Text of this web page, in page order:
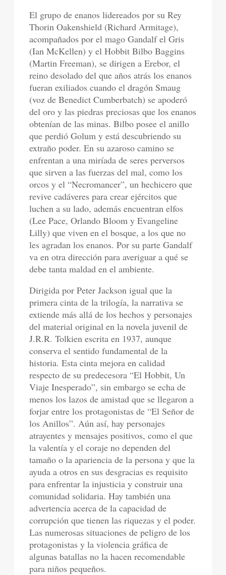
El grupo de enanos lidereados por su Rey
Thorin Oakenshield (Richard Armitage),
acompañados por el mago Gandalf el Gris
(Ian McKellen) y el Hobbit Bilbo Baggins
(Martin Freeman), se dirigen a Erebor, el
reino desolado del que años atrás los enanos
fueran exiliados cuando el dragón Smaug
(voz de Benedict Cumberbatch) se apoderó
del oro y las piedras preciosas que los enanos
obtenían de las minas. Bilbo posee el anillo
que perdió Golum y está descubriendo su
extraño poder. En su azaroso camino se
enfrentan a una miríada de seres perversos
que sirven a las fuerzas del mal, como los
orcos y el “Necromancer”, un hechicero que
revive cadáveres para crear ejércitos que
luchen a su lado, además encuentran elfos
(Lee Pace, Orlando Bloom y Evangeline
Lilly) que viven en el bosque, a los que no
les agradan los enanos. Por su parte Gandalf
va en otra dirección para averiguar a qué se
debe tanta maldad en el ambiente.
Dirigida por Peter Jackson igual que la
primera cinta de la trilogía, la narrativa se
extiende más allá de los hechos y personajes
del material original en la novela juvenil de
J.R.R. Tolkien escrita en 1937, aunque
conserva el sentido fundamental de la
historia. Esta cinta mejora en calidad
respecto de su predecesora “El Hobbit, Un
Viaje Inesperado”, sin embargo se echa de
menos los lazos de amistad que se llegaron a
forjar entre los protagonistas de “El Señor de
los Anillos”. Aún así, hay personajes
atrayentes y mensajes positivos, como el que
la valentía y el coraje no dependen del
tamaño o la apariencia de la persona y que la
ayuda a otros en sus desgracias es requisito
para enfrentar la injusticia y construir una
comunidad solidaria. Hay también una
advertencia acerca de la capacidad de
corrupción que tienen las riquezas y el poder.
Las numerosas situaciones de peligro de los
protagonistas y la violencia gráfica de
algunas batallas no la hacen recomendable
para niños pequeños.